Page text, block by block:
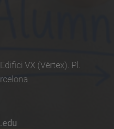
VX (Vèrtex). Pl.